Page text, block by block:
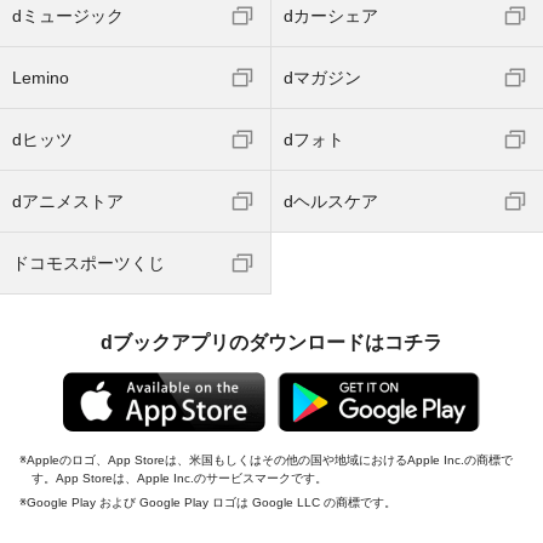
dミュージック dカーシェア
Lemino dマガジン
dヒッツ dフォト
dアニメストア dヘルスケア
ドコモスポーツくじ
dブックアプリのダウンロードはコチラ
Appleのロゴ、App Storeは、米国もしくはその他の国や地域におけるApple Inc.の商標で
す。App Storeは、Apple Inc.のサービスマークです。
Google Play および Google Play ロゴは Google LLC の商標です。